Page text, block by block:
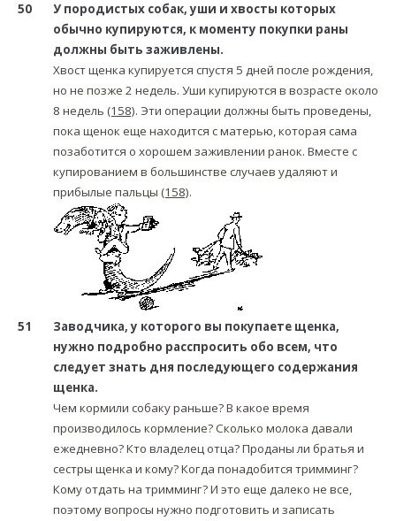
50
У породистых собак, уши и хвосты которых
обычно купируются, к моменту покупки раны
должны быть заживлены.
Хвост щенка купируется спустя 5 дней после рождения,
но не позже 2 недель. Уши купируются в возрасте около
8 недель (158). Эти операции должны быть проведены,
пока щенок еще находится с матерью, которая сама
позаботится о хорошем заживлении ранок. Вместе с
купированием в большинстве случаев удаляют и
прибылые пальцы (158).
51
Заводчика, у которого вы покупаете щенка,
нужно подробно расспросить обо всем, что
следует знать дня последующего содержания
щенка.
Чем кормили собаку раньше? В какое время
производилось кормление? Сколько молока давали
ежедневно? Кто владелец отца? Проданы ли братья и
сестры щенка и кому? Когда понадобится тримминг?
Кому отдать на тримминг? И это еще далеко не все,
поэтому вопросы нужно подготовить и записать